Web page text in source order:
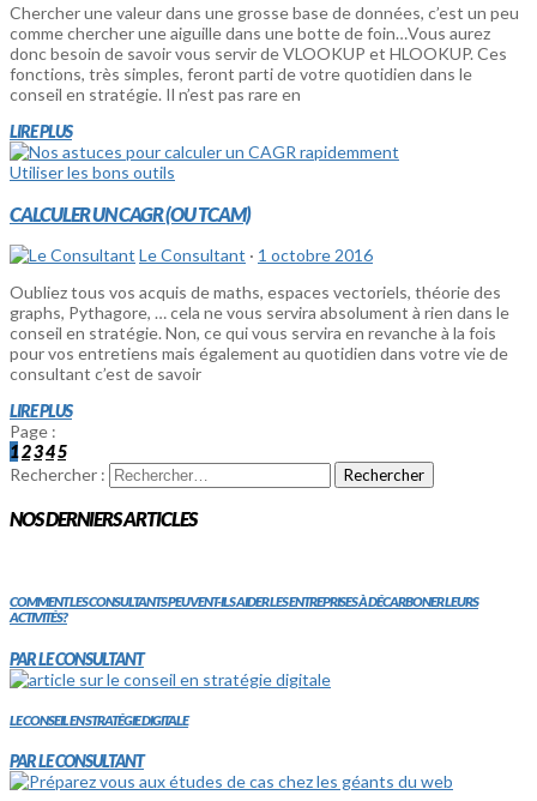
Chercher une valeur dans une grosse base de données, c’est un peu
comme chercher une aiguille dans une botte de foin…Vous aurez
donc besoin de savoir vous servir de VLOOKUP et HLOOKUP. Ces
fonctions, très simples, feront parti de votre quotidien dans le
conseil en stratégie. Il n’est pas rare en
LIRE PLUS
Utiliser les bons outils
CALCULER UN CAGR (OU TCAM)
Le Consultant · 1 octobre 2016
Oubliez tous vos acquis de maths, espaces vectoriels, théorie des
graphs, Pythagore, … cela ne vous servira absolument à rien dans le
conseil en stratégie. Non, ce qui vous servira en revanche à la fois
pour vos entretiens mais également au quotidien dans votre vie de
consultant c’est de savoir
LIRE PLUS
Page :
12345
Rechercher :
NOS DERNIERS ARTICLES
COMMENT LES CONSULTANTS PEUVENT-ILS AIDER LES ENTREPRISES À DÉCARBONER LEURS
ACTIVITÉS?
PAR LE CONSULTANT
LE CONSEIL EN STRATÉGIE DIGITALE
PAR LE CONSULTANT